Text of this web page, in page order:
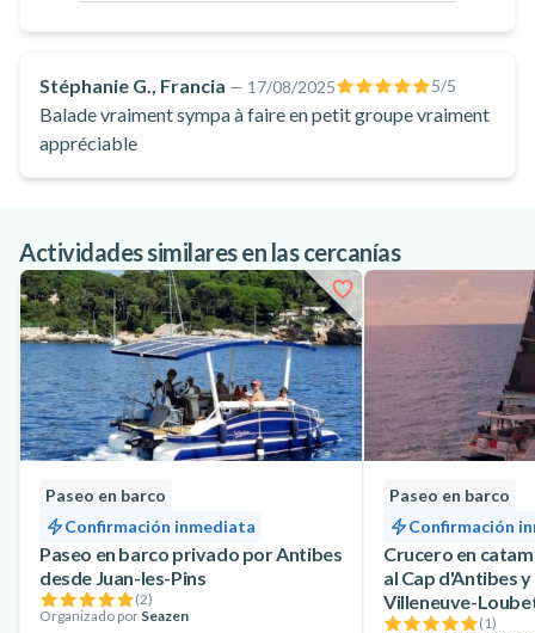
vírgenes, vegetación mediterránea y una biodiversidad
una deliciosa comida elaborada con productos locales
frescos.
disfrutar de las aguas translúcidas! En cada viaje está
prevista una pausa para nadar, y a bordo dispondrá de tablas
de SUP y equipo de snorkel.
Embarque en este crucero en catamarán desde Villeneuve-
Loubet y disfrute de una experiencia rejuvenecedora que
combina relajación, descubrimiento y conexión con la
naturaleza durante su crucero por la Costa Azul.
Stéphanie G., Francia — 17/08/2025 5/5
Balade vraiment sympa à faire en petit groupe vraiment
appréciable
Actividades similares en las cercanías
Paseo en barco
Confirmación inmediata
Paseo en barco privado por Antibes
desde Juan-les-Pins
(2)
Organizado por Seazen
Paseo en barco
Confirmación
Crucero en
al Cap d'Antibes
Villeneuve-
(1)